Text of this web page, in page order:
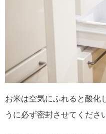
お米は空気にふれると酸化
うに必ず密封させてくださ